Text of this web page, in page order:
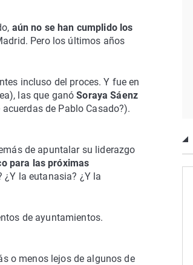
aún no se han cumplido los
Pero los últimos años
incluso del proces. Y fue en
las que ganóSoraya Sáenz
de Pablo Casado?).
de apuntalar su liderazgo
para las próximas
la eutanasia? ¿Y la
de ayuntamientos.
o menos lejos de algunos de